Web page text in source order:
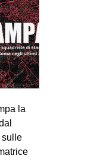
la
sulle